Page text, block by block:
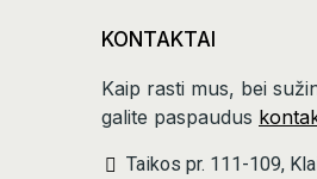
KONTAKTAI
Kaip rasti mus, bei
galite paspaudus
Taikos pr. 111-109,